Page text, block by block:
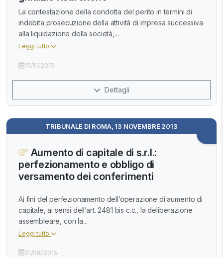
La contestazione della condotta del perito in termini di
indebita prosecuzione della attività di impresa successiva
alla liquidazione della società,...
Leggi tutto
15/11/2015
Dettagli
TRIBUNALE DI ROMA, 13 NOVEMBRE 2013
Aumento di capitale di s.r.l.:
perfezionamento e obbligo di
versamento dei conferimenti
Ai fini del perfezionamento dell’operazione di aumento di
capitale, ai sensi dell’art. 2481 bis c.c., la deliberazione
assembleare, con la...
Leggi tutto
31/08/2015